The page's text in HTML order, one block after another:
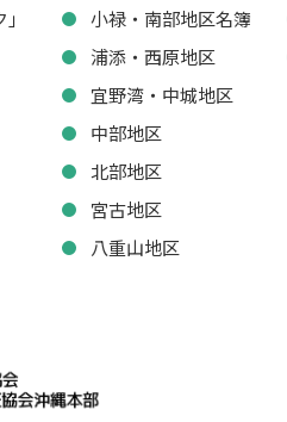
小禄・南部地区名簿
浦添・西原地区
宜野湾・中城地区
中部地区
北部地区
宮古地区
八重山地区